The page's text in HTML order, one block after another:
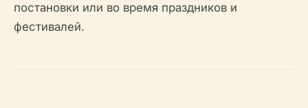
постановки или во время праздников и
фестивалей.